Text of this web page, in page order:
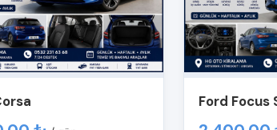
Ford Focus